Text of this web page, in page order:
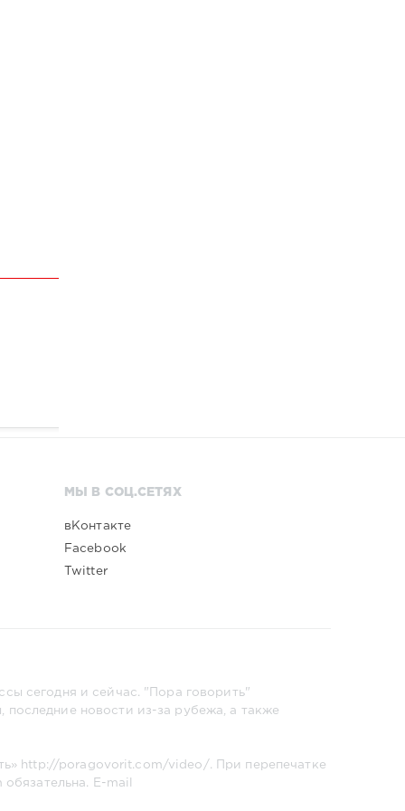
МЫ В СОЦ.СЕТЯХ
вКонтакте
Facebook
Twitter
сегодня и сейчас. "Пора говорить"
новости из-за рубежа, а также
http://poragovorit.com/video/
. При перепечатке
обязательна. E-mail